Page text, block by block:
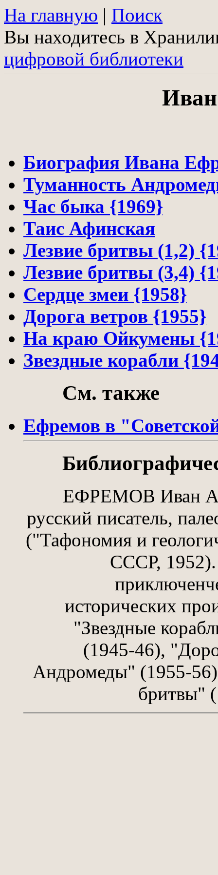
На главную | Поиск
Вы находитесь в
цифровой библиотеки
Биография Ивана
Туманность
Час быка {1969}
Таис Афинская
Лезвие бритвы (1,2)
Лезвие бритвы (3,4)
Сердце змеи {1958}
Дорога ветров {1955}
На краю Ойкумены
Звездные корабли
См. также
Ефремов в
ЕФРЕМОВ Иван
русский писатель,
("Тафономия и
СССР, 1952).
исторических
"Звездные
(1945-46),
Андромеды" (1955-
бритвы"